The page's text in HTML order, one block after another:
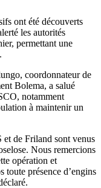
ont été découverts
les autorités
permettant une
coordonnateur de
Bolema, a salué
notamment
à maintenir un
de Friland sont venus
Nous remercions
opération et
toute présence d’engins